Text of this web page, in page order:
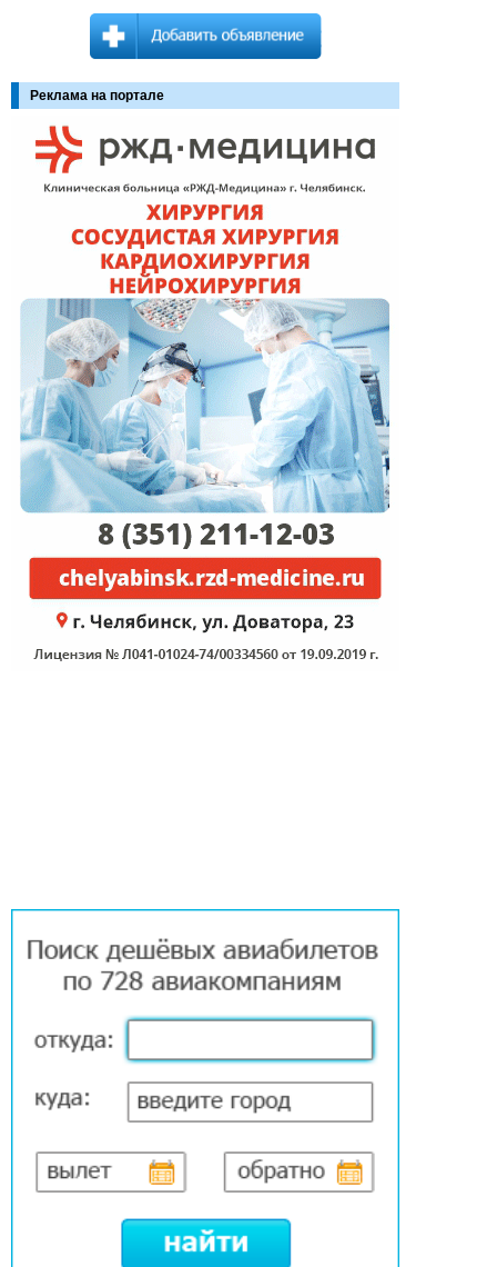
Реклама на портале